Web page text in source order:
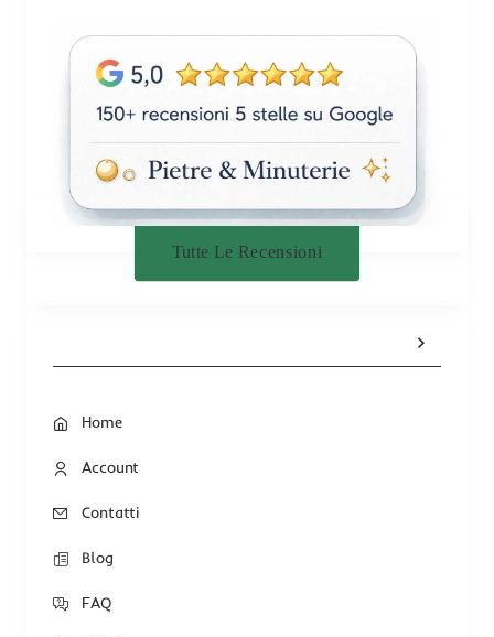
Tutte Le Recensioni
Home
Account
Contatti
Blog
FAQ